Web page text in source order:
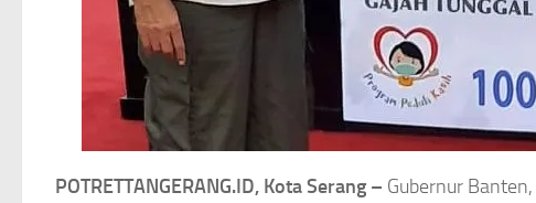
POTRETTANGERANG.ID, Kota Serang – Gubernur